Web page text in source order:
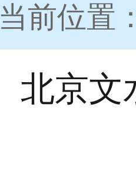
当前位置
北京文